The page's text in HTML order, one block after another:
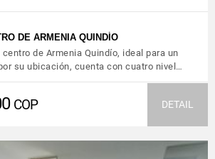
DE ARMENIA QUINDÍO
de Armenia Quindío, ideal para un
su ubicación, cuenta con cuatro nivel…
COP DETAIL